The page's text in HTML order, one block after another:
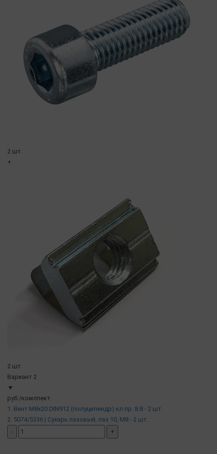
2 шт.
+
2 шт.
Вариант 2
▼
руб./комлпект.
1. Винт М8х20 DIN912 (полуцилиндр) кл.пр. 8.8 - 2 шт.
2. 5074/5336 | Сухарь пазовый, паз 10, М8 - 2 шт.
-
+